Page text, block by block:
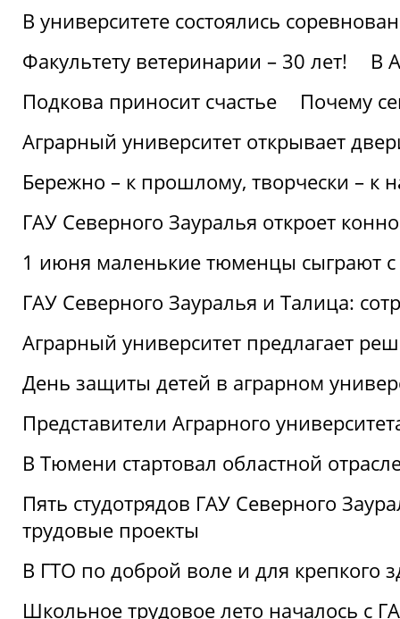
В университете состоялись
Факультету ветеринарии – 30 лет!
В
Подкова приносит счастье
Почему
Аграрный университет открывает
Бережно – к прошлому, творчески – к
ГАУ Северного Зауралья откроет
1 июня маленькие тюменцы сыграют с
ГАУ Северного Зауралья и Талица:
Аграрный университет предлагает
День защиты детей в аграрном
Представители Аграрного
В Тюмени стартовал областной
Пять студотрядов ГАУ Северного
трудовые проекты
В ГТО по доброй воле и для крепкого
Школьное трудовое лето началось с